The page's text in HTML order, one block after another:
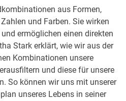
aus Formen,
und Farben. Sie wirken
ermöglichen einen direkten
Stark erklärt, wie wir aus der
Kombinationen unsere
und diese für unsere
So können wir uns mit unserer
unseres Lebens in seiner